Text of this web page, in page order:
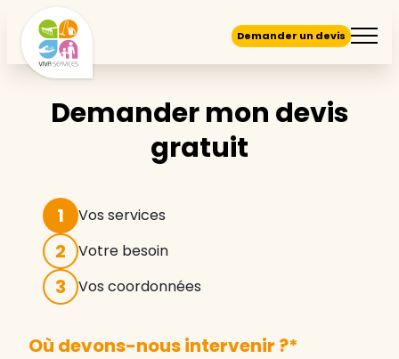
Demander un devis
Demander mon devis
gratuit
1 Vos services
2 Votre besoin
3 Vos coordonnées
Où devons-nous intervenir ?*